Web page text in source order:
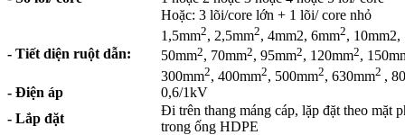
Hoặc: 3 lõi/core lớn + 1 lõi/ core nhỏ
- Tiết diện ruột dẫn:
1,5mm2, 2,5mm2, 4mm2, 6mm2,
50mm2, 70mm2, 95mm2, 120mm2,
300mm2, 400mm2, 500mm2, 630mm2 ,
- Điện áp
0,6/1kV
- Lắp đặt
Đi trên thang máng cáp, lặp đặt theo mặt
trong ống HDPE